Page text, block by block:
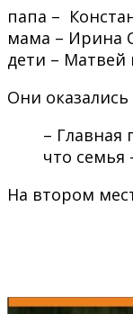
папа –
мама – Ирина
дети –
Они
– Главная
что семья
На втором